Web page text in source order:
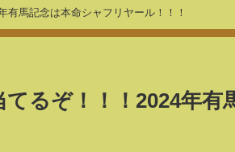
有馬記念は本命シャフリヤール！！！
るぞ！！！2024年有